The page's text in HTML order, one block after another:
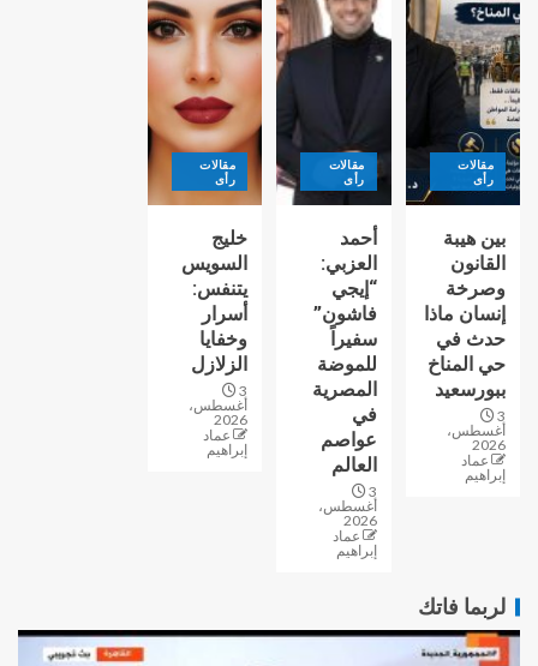
مقالات
رأى
بين هيبة
القانون
وصرخة
إنسان ماذا
حدث في
حي المناخ
ببورسعيد
3
أغسطس،
2026
عماد
إبراهيم
مقالات
رأى
أحمد
العزبي:
“إيجي
فاشون”
سفيراً
للموضة
المصرية
في
عواصم
العالم
3
أغسطس،
2026
عماد
إبراهيم
مقالات
رأى
خليج
السويس
يتنفس:
أسرار
وخفايا
الزلازل
3
أغسطس،
2026
عماد
إبراهيم
لربما فاتك